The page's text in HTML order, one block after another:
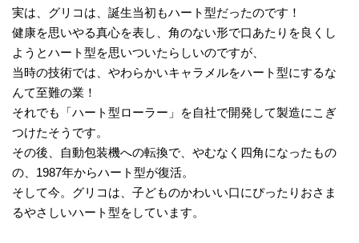
実は、グリコは、誕生当初もハート型だったのです！
健康を思いやる真心を表し、角のない形で口あたりを良くし
ようとハート型を思いついたらしいのですが、
当時の技術では、やわらかいキャラメルをハート型にするな
んて至難の業！
それでも「ハート型ローラー」を自社で開発して製造にこぎ
つけたそうです。
その後、自動包装機への転換で、やむなく四角になったもの
の、1987年からハート型が復活。
そして今。グリコは、子どものかわいい口にぴったりおさま
るやさしいハート型をしています。